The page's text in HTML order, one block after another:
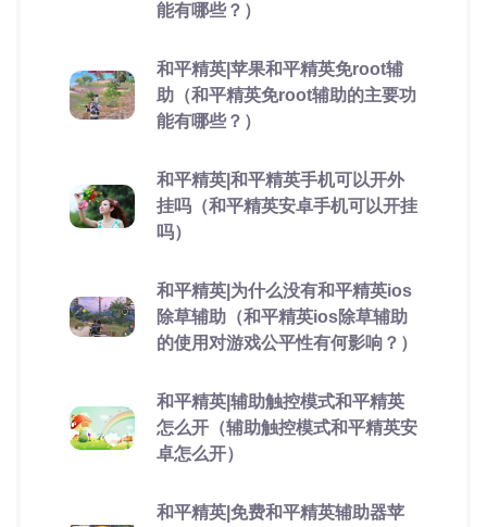
能有哪些？）
和平精英|苹果和平精英免root辅
助（和平精英免root辅助的主要功
能有哪些？）
和平精英|和平精英手机可以开外
挂吗（和平精英安卓手机可以开挂
吗）
和平精英|为什么没有和平精英ios
除草辅助（和平精英ios除草辅助
的使用对游戏公平性有何影响？）
和平精英|辅助触控模式和平精英
怎么开（辅助触控模式和平精英安
卓怎么开）
和平精英|免费和平精英辅助器苹